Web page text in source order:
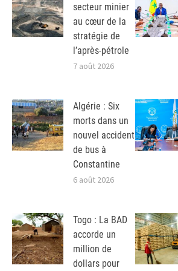
secteur minier
au cœur de la
stratégie de
l’après-pétrole
7 août 2026
Algérie : Six
morts dans un
nouvel accident
de bus à
Constantine
6 août 2026
Togo : La BAD
accorde un
million de
dollars pour